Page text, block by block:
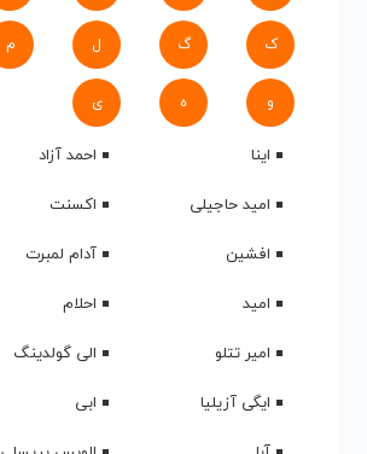
ک گ ل م
و ه ی
اینا
احمد آزاد
امید حاجیلی
اکسنت
افشین
آدام لمبرت
امید
احلام
امیر تتلو
الی گولدینگ
ایگی آزیلیا
ابی